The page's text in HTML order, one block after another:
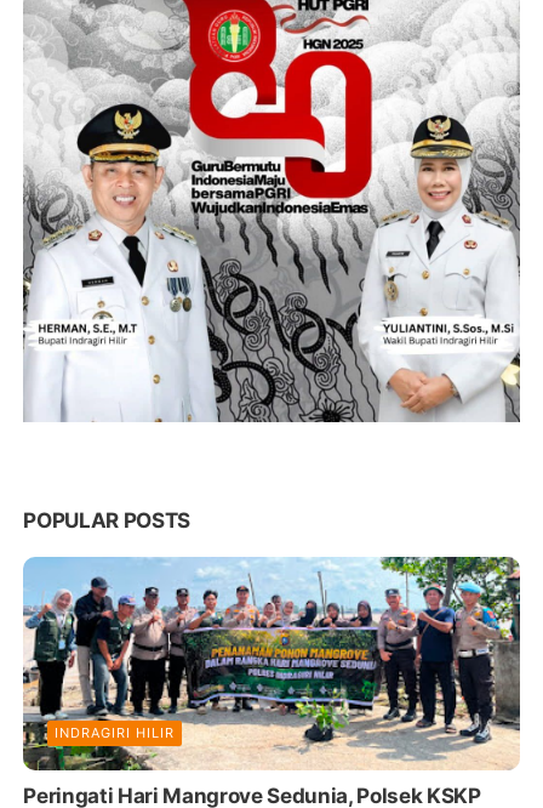
POPULAR POSTS
INDRAGIRI HILIR
Peringati Hari Mangrove Sedunia, Polsek KSKP